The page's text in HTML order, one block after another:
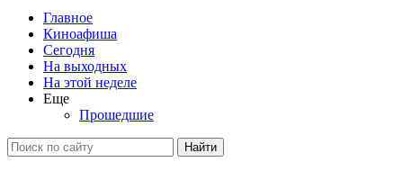
Главное
Киноафиша
Сегодня
На выходных
На этой неделе
Еще
Прошедшие
Найти